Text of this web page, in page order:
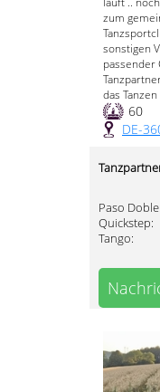
zum
sonstigen
passender
das
60
DE-
Paso Doble:
Quickstep:
Tango: